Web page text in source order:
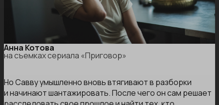
Анна Котова
на съемках сериала «Приговор»
Но Савву умышленно вновь втягивают в разборки
и начинают шантажировать. После чего он сам решает